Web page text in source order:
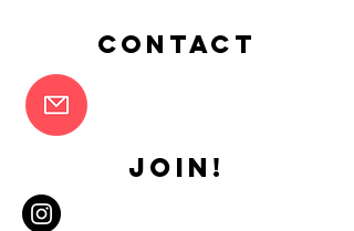
CONTACT
JOIN!